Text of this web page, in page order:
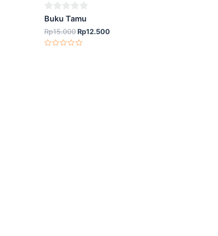
0
out
of
Buku Tamu
Rp15.000 Rp12.500